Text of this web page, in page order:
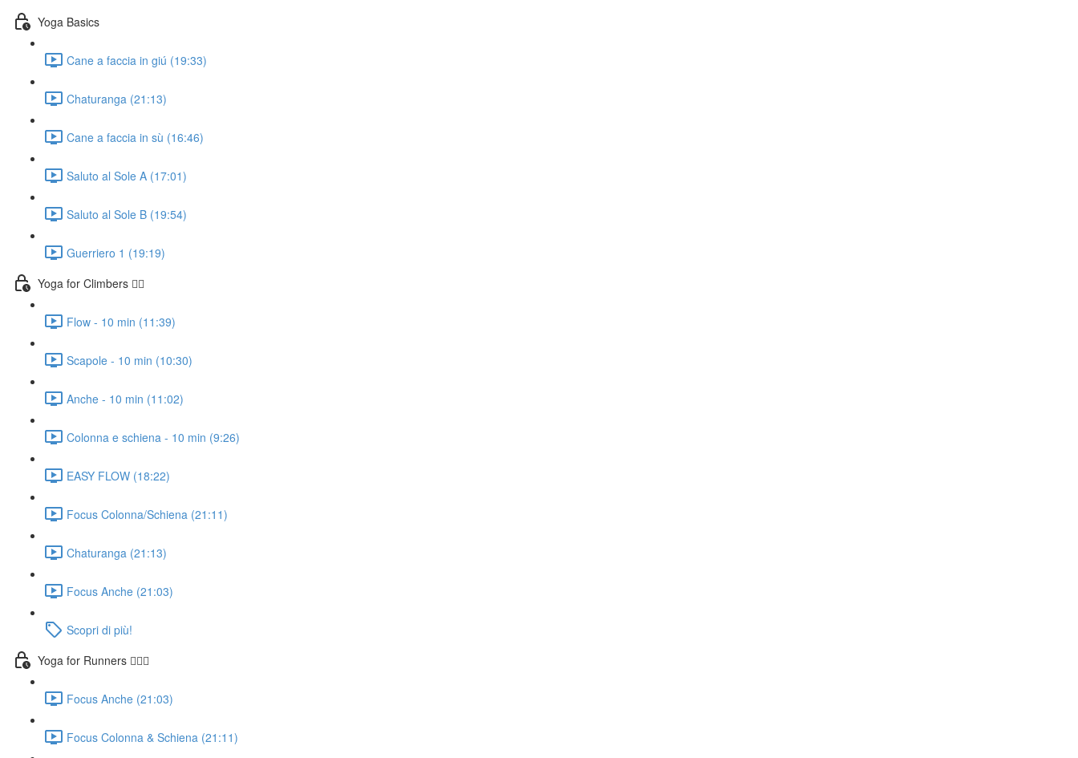
Yoga Basics
Cane a faccia in giú (19:33)
Chaturanga (21:13)
Cane a faccia in sù (16:46)
Saluto al Sole A (17:01)
Saluto al Sole B (19:54)
Guerriero 1 (19:19)
Yoga for Climbers 🧗‍♀️
Flow - 10 min (11:39)
Scapole - 10 min (10:30)
Anche - 10 min (11:02)
Colonna e schiena - 10 min (9:26)
EASY FLOW (18:22)
Focus Colonna/Schiena (21:11)
Chaturanga (21:13)
Focus Anche (21:03)
Scopri di più!
Yoga for Runners 🏃🏼‍♀️
Focus Anche (21:03)
Focus Colonna & Schiena (21:11)